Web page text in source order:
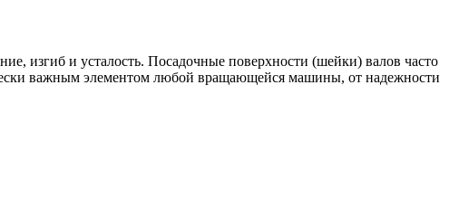
изгиб и усталость. Посадочные поверхности (шейки) валов часто
важным элементом любой вращающейся машины, от надежности